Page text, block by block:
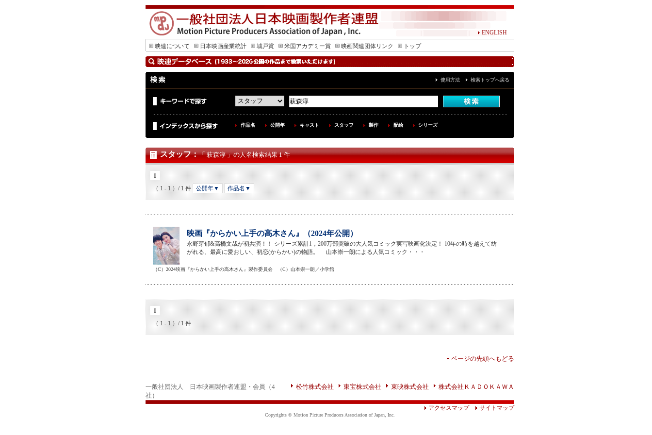
ENGLISH
映連について
日本映画産業統計 城戸賞 米国アカデミー賞 映画関連団体リンク トップ
使用方法 検索トップへ戻る
作品名 公開年 キャスト スタッフ 製作 配給 シリーズ
スタッフ：「 萩森淳 」の人名検索結果 1 件
1
（ 1 - 1 ）/ 1 件 公開年▼ 作品名▼
映画『からかい上手の高木さん』（2024年公開）
永野芽郁&高橋文哉が初共演！！ シリーズ累計1，200万部突破の大人気コミック実写映画化決定！ 10年の時を越えて紡
がれる、最高に愛おしい、初恋(からかい)の物語。 山本崇一朗による人気コミック・・・
（C）2024映画『からかい上手の高木さん』製作委員会 （C）山本崇一朗／小学館
1
（ 1 - 1 ）/ 1 件
ページの先頭へもどる
一般社団法人 日本映画製作者連盟・会員（4
社）
松竹株式会社 東宝株式会社 東映株式会社 株式会社ＫＡＤＯＫＡＷＡ
アクセスマップ サイトマップ
Copyrights © Motion Picture Producers Association of Japan, Inc.